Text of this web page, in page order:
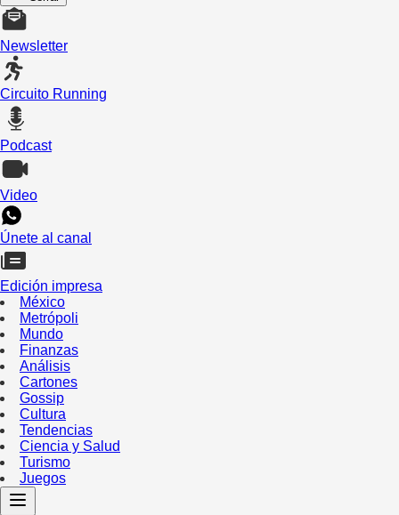
Newsletter
Circuito Running
Podcast
Video
Únete al canal
Edición impresa
México
Metrópoli
Mundo
Finanzas
Análisis
Cartones
Gossip
Cultura
Tendencias
Ciencia y Salud
Turismo
Juegos